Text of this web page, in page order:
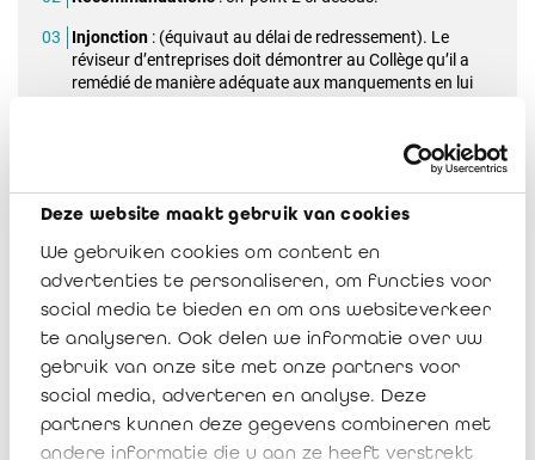
Deze website maakt gebruik van cookies
We gebruiken cookies om content en
advertenties te personaliseren, om functies voor
social media te bieden en om ons websiteverkeer
te analyseren. Ook delen we informatie over uw
gebruik van onze site met onze partners voor
social media, adverteren en analyse. Deze
partners kunnen deze gegevens combineren met
andere informatie die u aan ze heeft verstrekt
Injonction : (équivaut au délai de redressement). Le
réviseur d’entreprises doit démontrer au Collège qu’il a
remédié de manière adéquate aux manquements en lui
Pour les manquements qui font l'objet d’une injonction, le
Collège se réserve le droit d'évaluer la mise en œuvre et
l'application correctes des dispositions légales et
réglementaires concernées lors d'une nouvelle inspection.
Si le réviseur d’entreprises auquel une injonction a été
adressée reste en défaut de s'y conformer à l'expiration du
délai qui lui a été imparti, le Collège peut, à condition que le
réviseur d’entreprises ait pu faire valoir ses moyens,
rendre publique sa position quant aux constatations
faites, imposer le paiement d'une astreinte ou enjoindre au
réviseur d’entreprises de s’abstenir provisoirement de tout
service professionnel ou de services déterminés pendant
un délai déterminé.